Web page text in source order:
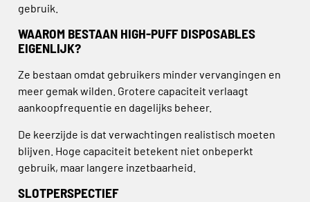
gebruik.
WAAROM BESTAAN HIGH-PUFF DISPOSABLES
EIGENLIJK?
Ze bestaan omdat gebruikers minder vervangingen en
meer gemak wilden. Grotere capaciteit verlaagt
aankoopfrequentie en dagelijks beheer.
De keerzijde is dat verwachtingen realistisch moeten
blijven. Hoge capaciteit betekent niet onbeperkt
gebruik, maar langere inzetbaarheid.
SLOTPERSPECTIEF